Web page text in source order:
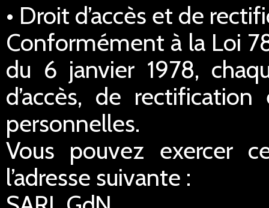
• Droit d’accès et de
Conformément à la Loi
du 6 janvier 1978,
d’accès, de
personnelles.
Vous pouvez exercer
l’adresse suivante :